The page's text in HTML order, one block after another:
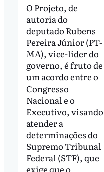
O Projeto, de
autoria do
deputado Rubens
Pereira Júnior (PT-
MA), vice-líder do
governo, é fruto de
um acordo entre o
Congresso
Nacional e o
Executivo, visando
atender a
determinações do
Supremo Tribunal
Federal (STF), que
exige que o